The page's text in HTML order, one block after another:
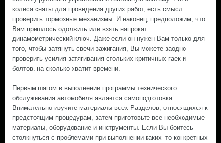
колеса сняты для проведения других работ, есть смысл
проверить тормозные механизмы. И наконец, предположим, что
Вам пришлось одолжить или взять напрокат
динамометрический ключ. Даже если он нужен Вам только для
того, чтобы затянуть свечи зажигания, Вы можете заодно
проверить усилия затягивания стольких критичных гаек и
болтов, на сколько хватит времени.
Первым шагом в выполнении программы технического
обслуживания автомобиля является самоподготовка.
Внимательно изучите материалы всех Разделов, относящихся к
предстоящим процедурам, затем приготовьте все необходимые
материалы, оборудование и инструменты. Если Вы боитесь
столкнуться с проблемами при выполнении каких–то конкретных